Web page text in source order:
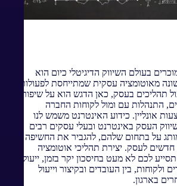
בעולם השיווק הדיגיטלי כיום הוא
מאוטומציה עסקית שמתייחסת לפעולות
תהליכים בעסק, כאן הדגש הוא על שיפור
התנהלות עם ומול לקוחות החברה
אונליין. כידוע האינטרנט משמש לנו
העסק באינטרנט ובעלי עסקים רבים
על בתחום שלהם, להגביר את החשיפה
חדשים לעסק. יצירת תהליכי אוטומציה
לכם לא מעט בחיסכון יקר בזמן, ייעול
ולקוחות, בין העובדים ובקיצור וייעול
בארגון.